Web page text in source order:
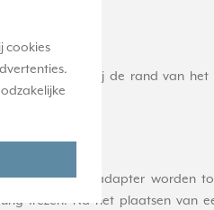
cookies
overlapt hierbij de rand van
montageadapter worden
frezen. Na het plaatsen van